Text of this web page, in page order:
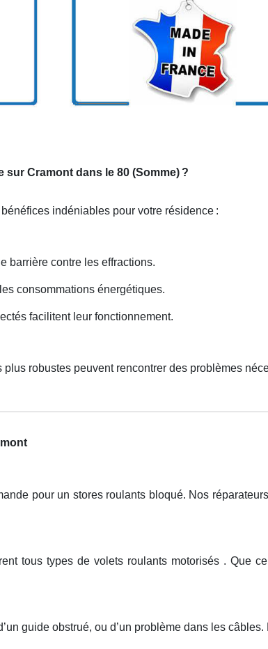
sur Cramont dans le 80 (Somme) ?
indéniables pour votre résidence :
barrière contre les effractions.
consommations énergétiques.
facilitent leur fonctionnement.
robustes peuvent rencontrer des problèmes
pour un stores roulants bloqué. Nos
tous types de volets roulants motorisés . Que
guide obstrué, ou d’un problème dans les